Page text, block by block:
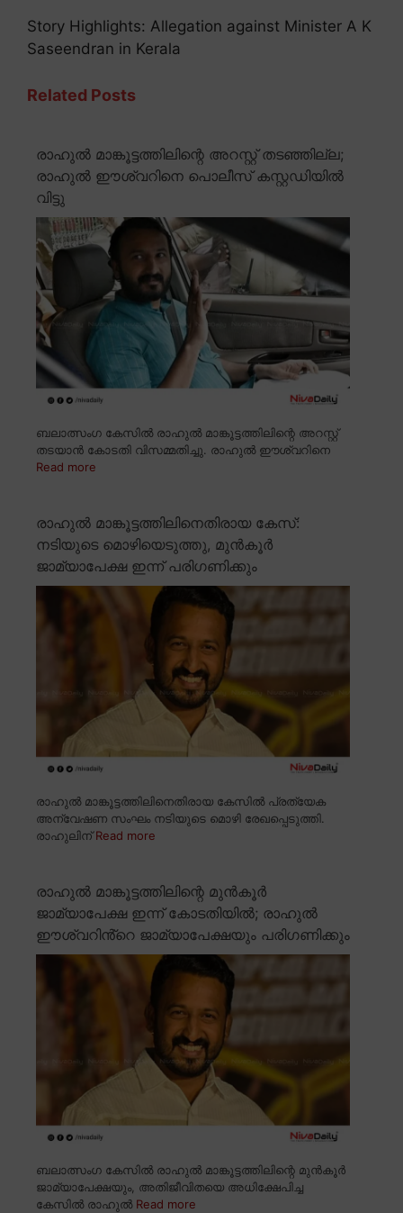
Story Highlights: Allegation against Minister A K
Saseendran in Kerala
Related Posts
രാഹുൽ മാങ്കൂട്ടത്തിലിന്റെ അറസ്റ്റ് തടഞ്ഞില്ല;
രാഹുൽ ഈശ്വറിനെ പൊലീസ് കസ്റ്റഡിയിൽ
വിട്ടു
ബലാത്സംഗ കേസിൽ രാഹുൽ മാങ്കൂട്ടത്തിലിന്റെ അറസ്റ്റ്
തടയാൻ കോടതി വിസമ്മതിച്ചു. രാഹുൽ ഈശ്വറിനെ
Read more
രാഹുൽ മാങ്കൂട്ടത്തിലിനെതിരായ കേസ്:
നടിയുടെ മൊഴിയെടുത്തു, മുൻകൂർ
ജാമ്യാപേക്ഷ ഇന്ന് പരിഗണിക്കും
രാഹുൽ മാങ്കൂട്ടത്തിലിനെതിരായ കേസിൽ പ്രത്യേക
അന്വേഷണ സംഘം നടിയുടെ മൊഴി രേഖപ്പെടുത്തി.
രാഹുലിന്Read more
രാഹുൽ മാങ്കൂട്ടത്തിലിന്റെ മുൻകൂർ
ജാമ്യാപേക്ഷ ഇന്ന് കോടതിയിൽ; രാഹുൽ
ഈശ്വറിൻ്റെ ജാമ്യാപേക്ഷയും പരിഗണിക്കും
ബലാത്സംഗ കേസിൽ രാഹുൽ മാങ്കൂട്ടത്തിലിന്റെ മുൻകൂർ
ജാമ്യാപേക്ഷയും, അതിജീവിതയെ അധിക്ഷേപിച്ച
കേസിൽ രാഹുൽ Read more